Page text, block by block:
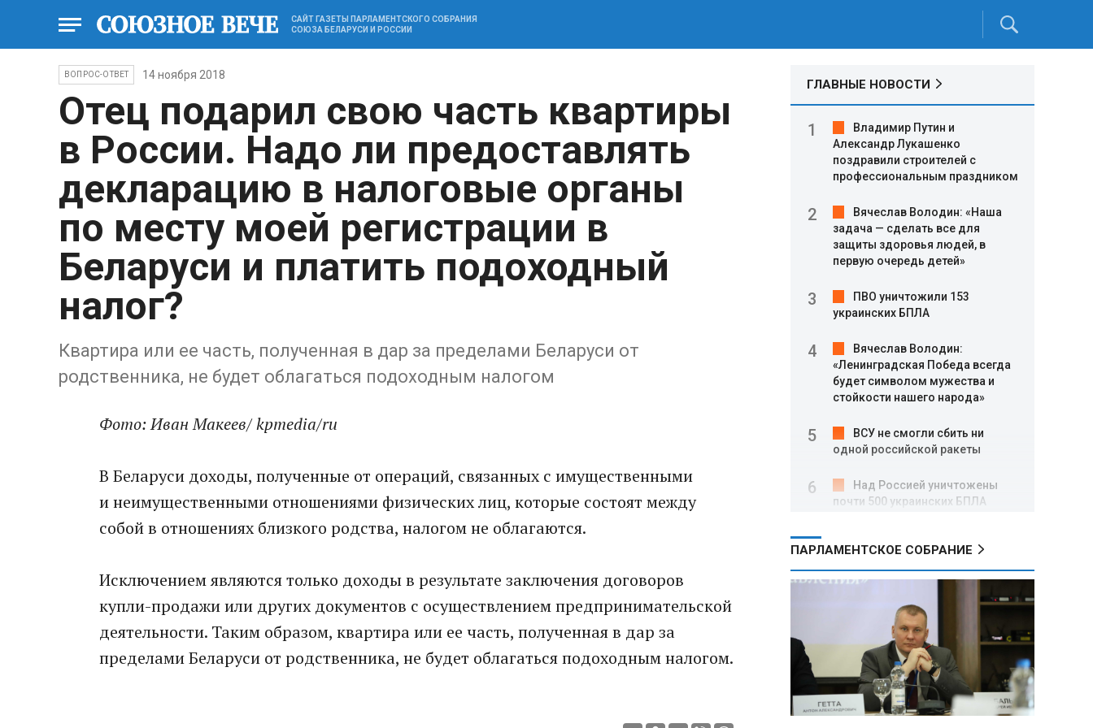
САЙТ ГАЗЕТЫ ПАРЛАМЕНТСКОГО СОБРАНИЯ
СОЮЗА БЕЛАРУСИ И РОССИИ
ВОПРОС-ОТВЕТ 14 ноября 2018
Отец подарил свою часть квартиры
в России. Надо ли предоставлять
декларацию в налоговые органы
по месту моей регистрации в
Беларуси и платить подоходный
налог?
Квартира или ее часть, полученная в дар за пределами Беларуси от
родственника, не будет облагаться подоходным налогом
Фото: Иван Макеев/ kpmedia/ru
В Беларуси доходы, полученные от операций, связанных с имущественными
и неимущественными отношениями физических лиц, которые состоят между
собой в отношениях близкого родства, налогом не облагаются.
Исключением являются только доходы в результате заключения договоров
купли-продажи или других документов с осуществлением предпринимательской
деятельности. Таким образом, квартира или ее часть, полученная в дар за
пределами Беларуси от родственника, не будет облагаться подоходным налогом.
ГЛАВНЫЕ НОВОСТИ
Владимир Путин и
Александр Лукашенко
поздравили строителей с
профессиональным праздником
Вячеслав Володин: «Наша
задача — сделать все для
защиты здоровья людей, в
первую очередь детей»
ПВО уничтожили 153
украинских БПЛА
Вячеслав Володин:
«Ленинградская Победа всегда
будет символом мужества и
стойкости нашего народа»
ВСУ не смогли сбить ни
одной российской ракеты
Над Россией уничтожены
почти 500 украинских БПЛА
заработали нормы,
направленные на стабилизацию
на топливном рынке, и новые
меры поддержки участников
Александр Лукашенко о
торговых сетях: Почему к
сельчанам вышли только
единицы?
ПАРЛАМЕНТСКОЕ СОБРАНИЕ